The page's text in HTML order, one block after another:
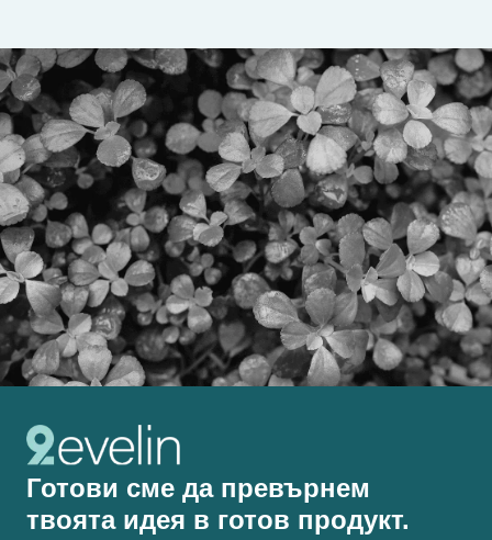
Готови сме да превърнем
твоята идея в готов продукт.